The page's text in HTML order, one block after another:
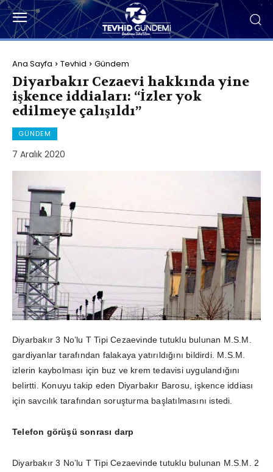
Ana Sayfa Tevhid Gündem
Diyarbakır Cezaevi hakkında yine
işkence iddiaları: “İzler yok
edilmeye çalışıldı”
GÜNDEM
7 Aralık 2020
Diyarbakır 3 No’lu T Tipi Cezaevinde tutuklu bulunan M.S.M.
gardiyanlar tarafından falakaya yatırıldığını bildirdi. M.S.M.
izlerin kaybolması için buz ve krem tedavisi uygulandığını
belirtti. Konuyu takip eden Diyarbakır Barosu, işkence iddiası
için savcılık tarafından soruşturma başlatılmasını istedi.
Telefon görüşü sonrası darp
Diyarbakır 3 No’lu T Tipi Cezaevinde tutuklu bulunan M.S.M. 2